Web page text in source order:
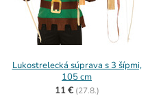
Lukostrelecká súprava s 3 šípmi,
105 cm
11 € (27.8.)